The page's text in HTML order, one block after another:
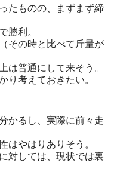
たものの、まずまず締
勝利。
その時と比べて斤量が
は普通にして来そう。
り考えておきたい。
かるし、実際に前々走
はやはりありそう。
対しては、現状では裏